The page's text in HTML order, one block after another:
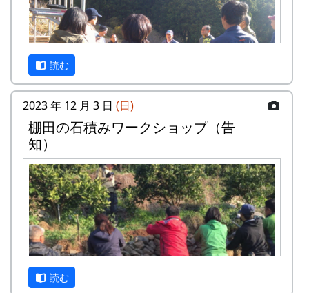
日時・場所
日時 : 2024年6月15日（土） 13:00 - 16:30
場所 : 岩座神公会堂
プログラム
岩座神における棚田景観の現状と課題
武庫川女子大学大学院建築学研究科専攻
来栖萌々子
～
京都府立大学文学部歴史学科4回生 橋本
唯
岩座神地区文書からみた江戸時代の神光寺と
家族
京都府立大学文学部歴史学科教授 東昇
京都府立大学文学部歴史学科4回生 渡部
凌空・小島慧音
読む
2023 年 12 月 3 日 (日)
棚⽥の⽯積みワークショップ（告
知）
読む